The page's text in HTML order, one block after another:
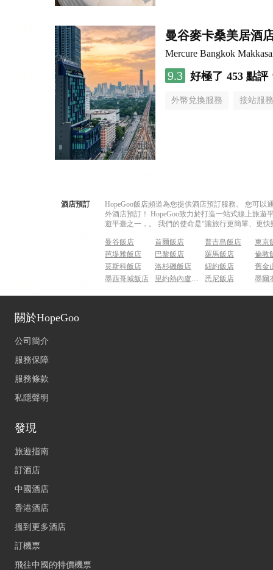
曼谷麥卡桑美居酒
Mercure Bangkok
9.3 好極了 453 點評
外幣兌換服務 接站服務
酒店預訂
HopeGoo飯店頻道為您提供酒店預訂服務。 您可
外酒店預訂！ HopeGoo致力於打造一站式線上旅
遊平臺之一，。 我們的使命是“讓旅行更簡單、更
曼谷飯店 首爾飯店 普吉島飯店
東京
芭堤雅飯店
巴黎飯店 羅馬飯店
倫敦
莫斯科飯店
洛杉磯飯店 紐約飯店
舊金
墨西哥城飯店
里約熱內盧飯店 悉尼飯店 墨爾
關於HopeGoo
公司簡介
服務保障
服務條款
私隱聲明
發現
旅遊指南
訂酒店
中國酒店
香港酒店
搵到更多酒店
訂機票
飛往中國的特價機票